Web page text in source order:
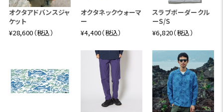
オクタアドバンスジャ
ケット
¥28,600（税込）
オクタネックウォーマ
ー
¥4,400（税込）
スラブボーダークル
ーS/S
¥6,820（税込）